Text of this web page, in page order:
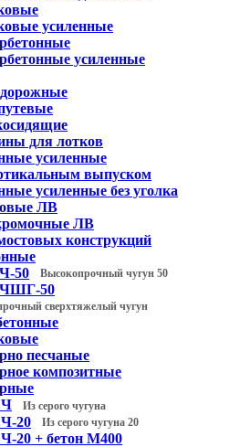
усиленные
усиленные
для лотков
усиленные
выпуском
усиленные без уголка
ЛВ
ЛВ
конструкций
50
Высокопрочный чугун 50
50
сверхтяжелый чугун
песчаные
композитные
Из серого чугуна
20 Из серого чугуна 20
20 + бетон М400